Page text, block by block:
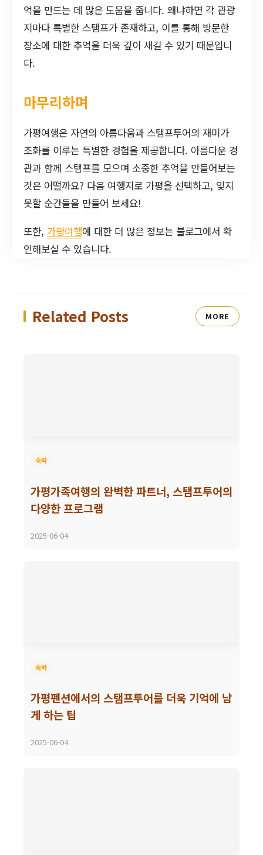
억을 만드는 데 많은 도움을 줍니다. 왜냐하면 각 관광
지마다 특별한 스탬프가 존재하고, 이를 통해 방문한
장소에 대한 추억을 더욱 깊이 새길 수 있기 때문입니
다.
마무리하며
가평여행은 자연의 아름다움과 스탬프투어의 재미가
조화를 이루는 특별한 경험을 제공합니다. 아름다운 경
관과 함께 스탬프를 모으며 소중한 추억을 만들어보는
것은 어떨까요? 다음 여행지로 가평을 선택하고, 잊지
못할 순간들을 만들어 보세요!
또한, 가평여행에 대한 더 많은 정보는 블로그에서 확
인해보실 수 있습니다.
Related Posts MORE
숙박
가평가족여행의 완벽한 파트너, 스탬프투어의
다양한 프로그램
2025-06-04
숙박
가평펜션에서의 스탬프투어를 더욱 기억에 남
게 하는 팁
2025-06-04